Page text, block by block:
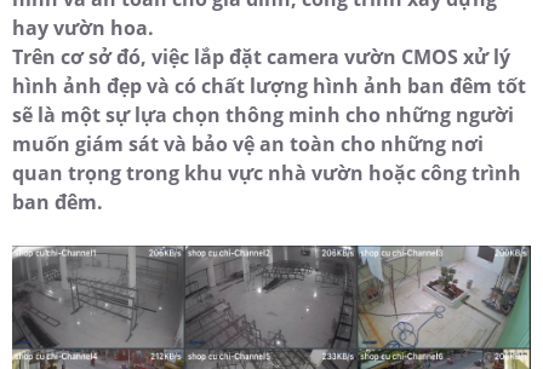
hay vườn hoa.
Trên cơ sở đó, việc lắp đặt camera vườn CMOS xử lý
hình ảnh đẹp và có chất lượng hình ảnh ban đêm tốt
sẽ là một sự lựa chọn thông minh cho những người
muốn giám sát và bảo vệ an toàn cho những nơi
quan trọng trong khu vực nhà vườn hoặc công trình
ban đêm.